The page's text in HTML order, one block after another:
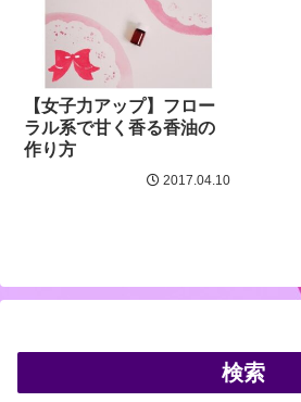
【女子力アップ】フロー
ラル系で甘く香る香油の
作り方
2017.04.10
検索